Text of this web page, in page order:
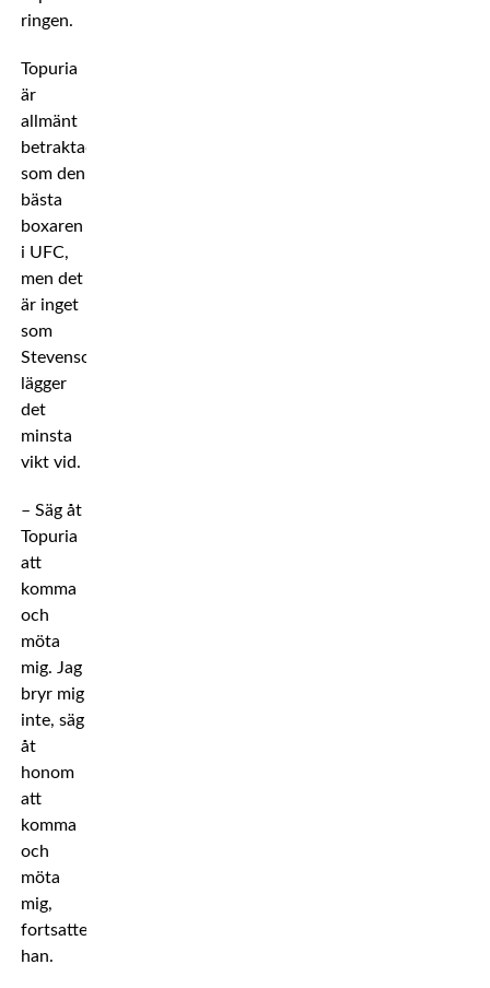
ringen.
Topuria
är
allmänt
betraktad
som den
bästa
boxaren
i UFC,
men det
är inget
som
Stevenson
lägger
det
minsta
vikt vid.
– Säg åt
Topuria
att
komma
och
möta
mig. Jag
bryr mig
inte, säg
åt
honom
att
komma
och
möta
mig,
fortsatte
han.